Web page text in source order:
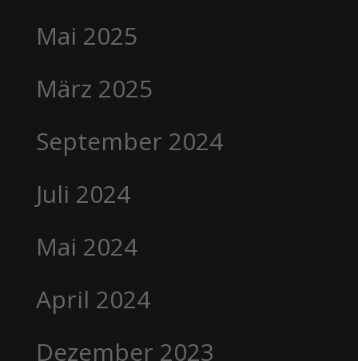
Mai 2025
März 2025
September 2024
Juli 2024
Mai 2024
April 2024
Dezember 2023